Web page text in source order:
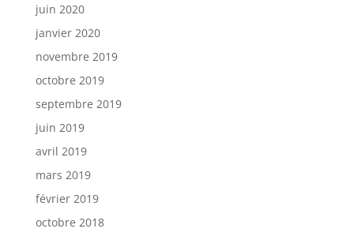
juin 2020
janvier 2020
novembre 2019
octobre 2019
septembre 2019
juin 2019
avril 2019
mars 2019
février 2019
octobre 2018